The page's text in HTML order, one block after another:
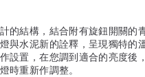
，亦可搭配您自有的燈泡。
拿大、日本、大陸，其他國
或可調光之LED燈泡。
感，請避免直接觸碰。
非人為因素與非零件的自然
的結構，結合附有旋鈕開關的
與水泥新的詮釋，呈現獨特的
設置，在您調到適合的亮度後
時重新作調整。